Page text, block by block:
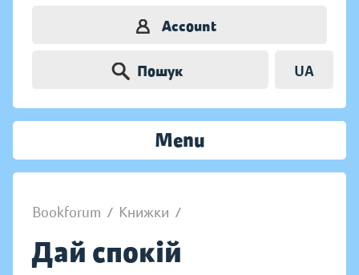
Account
Пошук UA
Menu
Bookforum / Книжки /
Дай спокій